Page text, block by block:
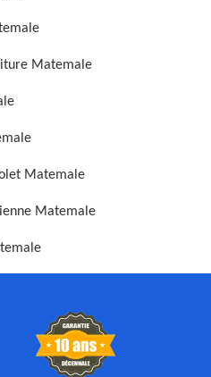
Matemale
Matemale
Matemale